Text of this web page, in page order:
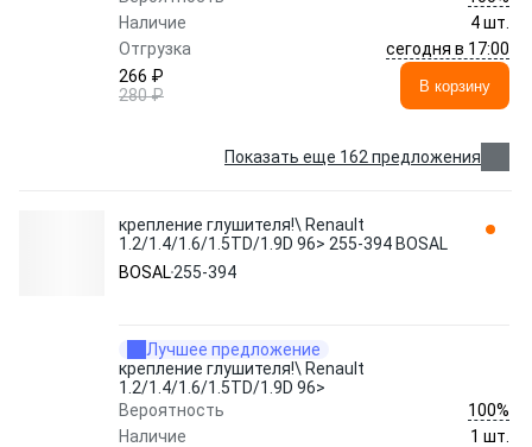
Наличие
4 шт.
Отгрузка
сегодня в 17:00
266 ₽
280 ₽
В корзину
Показать еще 162 предложения
крепление глушителя!\ Renault
1.2/1.4/1.6/1.5TD/1.9D 96> 255-394 BOSAL
BOSAL255-394
Лучшее предложение
крепление глушителя!\ Renault
1.2/1.4/1.6/1.5TD/1.9D 96>
Вероятность
100%
Наличие
1 шт.